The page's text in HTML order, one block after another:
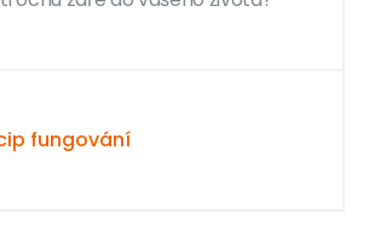
fungování